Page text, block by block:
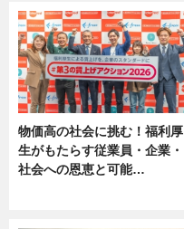
物価高の社会に挑む！福利厚
生がもたらす従業員・企業・
社会への恩恵と可能…